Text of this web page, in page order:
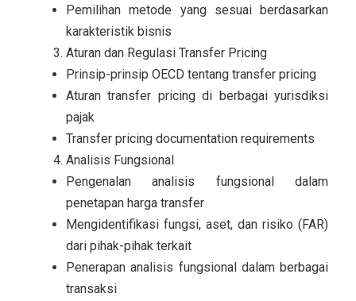
Pemilihan metode yang sesuai berdasarkan
karakteristik bisnis
Aturan dan Regulasi Transfer Pricing
Prinsip-prinsip OECD tentang transfer pricing
Aturan transfer pricing di berbagai yurisdiksi
pajak
Transfer pricing documentation requirements
Analisis Fungsional
Pengenalan analisis fungsional dalam
penetapan harga transfer
Mengidentifikasi fungsi, aset, dan risiko (FAR)
dari pihak-pihak terkait
Penerapan analisis fungsional dalam berbagai
transaksi